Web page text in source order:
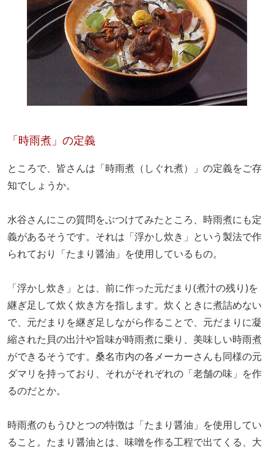
「時雨煮」の定義
ところで、皆さんは「時雨煮（しぐれ煮）」の定義をご存
知でしょうか。
水谷さんにこの質問をぶつけてみたところ、時雨煮にも定
義があるそうです。それは「浮かし炊き」という製法で作
られており「たまり醤油」を使用しているもの。
「浮かし炊き」とは、前に作った元だまり(煮汁の残り)を
継ぎ足して炊く炊き方を指します。炊くときに煮詰めない
で、元だまりを継ぎ足しながら作ることで、元だまりに凝
縮された貝の出汁や旨味が時雨煮に乗り、美味しい時雨煮
ができるそうです。桑名市内の各メーカーさんも同様の元
ダマリを持っており、それがそれぞれの「老舗の味」を作
るのだとか。
時雨煮のもうひとつの特徴は「たまり醤油」を使用してい
ること。たまり醤油とは、味噌を作る工程で出てくる、大